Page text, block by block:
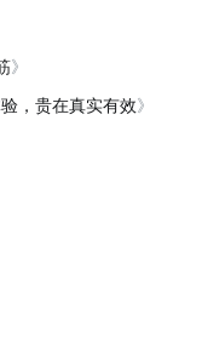
》
，贵在真实有效》